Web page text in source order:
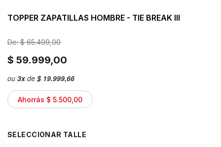
TOPPER ZAPATILLAS HOMBRE - TIE BREAK III
De:$ 65.499,00
$ 59.999,00
ou 3xde $ 19.999,66
Ahorrás $ 5.500,00
TALLE